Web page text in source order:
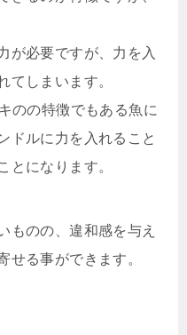
が必要ですが、力を入
てしまいます。
のの特徴でもある魚に
ドルに力を入れること
とになります。
ものの、違和感を与え
せる事ができます。